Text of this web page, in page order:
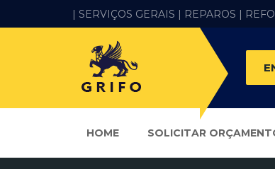
| SERVIÇOS GERAIS | REPAROS |
HOME SOLICITAR